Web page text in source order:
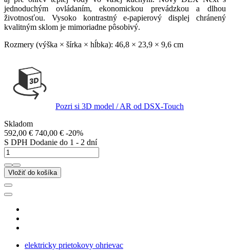
jednoduchým ovládaním, ekonomickou prevádzkou a dlhou
životnosťou. Vysoko kontrastný e-papierový displej chránený
kvalitným sklom je mimoriadne pôsobivý.
Rozmery (výška × šírka × hĺbka): 46,8 × 23,9 × 9,6 cm
Pozri si 3D model / AR od DSX-Touch
Skladom
592,00 € 740,00 € -20%
S DPH Dodanie do 1 - 2 dní
Vložiť do košíka
elektricky prietokovy ohrievac